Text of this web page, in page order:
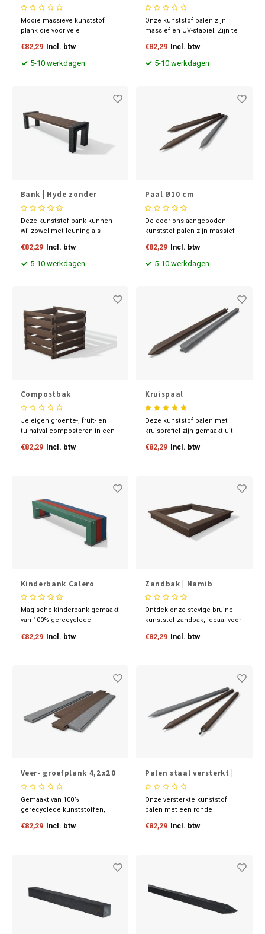
Mooie massieve kunststof
plank die voor vele
€82,29 Incl. btw
5-10 werkdagen
Onze kunststof palen zijn
massief en UV-stabiel. Zijn te
leverbaar in diverse
maatvoeringen en kleuren.
€82,29 Incl. btw
5-10 werkdagen
Bank | Hyde zonder
leuning
Deze kunststof bank kunnen
wij zowel met leuning als
bank heeft strakke lijnen en is
eventueel door te koppelen.
€82,29 Incl. btw
5-10 werkdagen
Paal Ø10 cm
De door ons aangeboden
kunststof palen zijn massief
€82,29 Incl. btw
5-10 werkdagen
Compostbak
Je eigen groente-, fruit- en
tuinafval composteren in een
beloning verkrijg je een goede
€82,29 Incl. btw
Kruispaal
Deze kunststof palen met
kruisprofiel zijn gemaakt uit
kunststoffen. Door het
€82,29 Incl. btw
Kinderbank Calero
Magische kinderbank gemaakt
van 100% gerecyclede
kleurrijke combinaties.
€82,29 Incl. btw
Zandbak | Namib
Ontdek onze stevige bruine
kunststof zandbak, ideaal voor
op de speelplaats. Met een
€82,29 Incl. btw
Veer- groefplank 4,2x20
cm
Gemaakt van 100%
gerecyclede kunststoffen,
alleen een fraaie uitstraling
buitentoepassingen.
€82,29 Incl. btw
Palen staal versterkt |
rond
Onze versterkte kunststof
palen met een ronde
ontworpen voor maximale
van 2 mm
€82,29 Incl. btw